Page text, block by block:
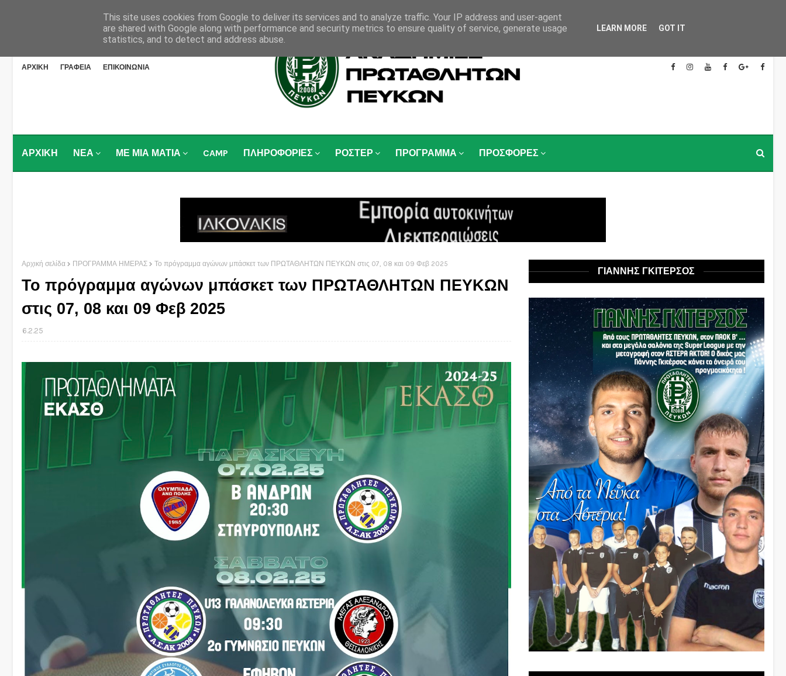
ΑΡΧΙΚΗ ΓΡΑΦΕΙΑ ΕΠΙΚΟΙΝΩΝΙΑ
ΑΡΧΙΚΗ ΝΕΑ ΜΕ ΜΙΑ ΜΑΤΙΑ CAMP ΠΛΗΡΟΦΟΡΙΕΣ ΡΟΣΤΕΡ ΠΡΟΓΡΑΜΜΑ ΠΡΟΣΦΟΡΕΣ
Αρχική σελίδα ΠΡΟΓΡΑΜΜΑ ΗΜΕΡΑΣ Το πρόγραμμα αγώνων μπάσκετ των ΠΡΩΤΑΘΛΗΤΩΝ ΠΕΥΚΩΝ στις 07, 08 και 09 Φεβ 2025
Το πρόγραμμα αγώνων μπάσκετ των ΠΡΩΤΑΘΛΗΤΩΝ ΠΕΥΚΩΝ
στις 07, 08 και 09 Φεβ 2025
6.2.25
ΓΙΑΝΝΗΣ ΓΚΙΤΕΡΣΟΣ
This site uses cookies from Google to deliver its services and to analyze traffic. Your IP address and user-agent
are shared with Google along with performance and security metrics to ensure quality of service, generate usage
statistics, and to detect and address abuse.
LEARN MORE GOT IT